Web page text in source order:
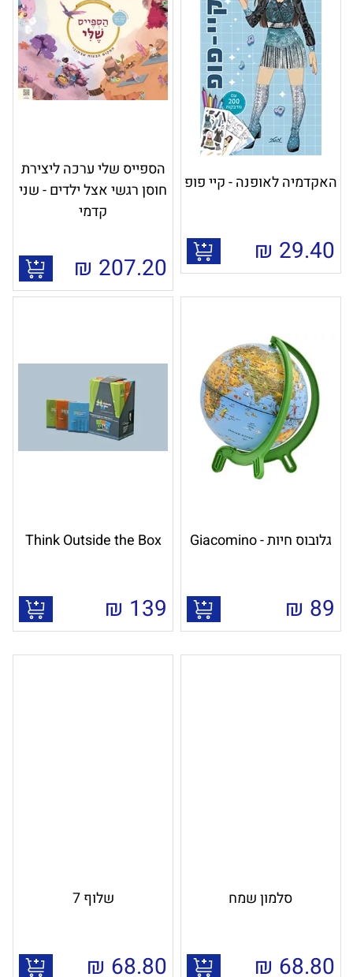
האקדמיה לאופנה - קיי פופ
29.40
₪
הספייס שלי ערכה ליצירת
חוסן רגשי אצל ילדים - שני
קדמי
207.20
₪
גלובוס חיות - Giacomino
89
₪
Think Outside the Box
139
₪
סלמון שמח
68.80
₪
שלוף 7
68.80
₪